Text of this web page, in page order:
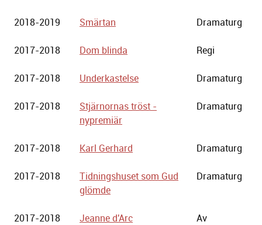
2018-2019 Smärtan Dramaturg
2017-2018 Dom blinda Regi
2017-2018 Underkastelse Dramaturg
2017-2018
Stjärnornas tröst -
nypremiär
Dramaturg
2017-2018 Karl Gerhard Dramaturg
2017-2018
Tidningshuset som Gud
glömde
Dramaturg
2017-2018 Jeanne d'Arc Av